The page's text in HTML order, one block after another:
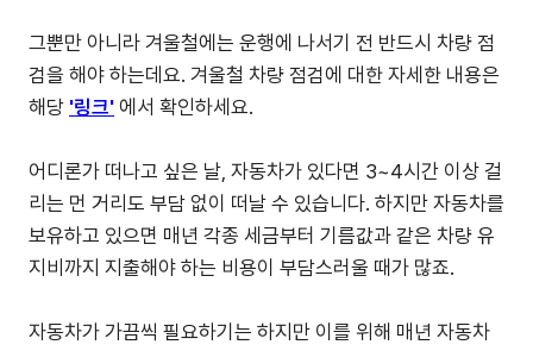
그뿐만 아니라 겨울철에는 운행에 나서기 전 반드시 차량 점
검을 해야 하는데요. 겨울철 차량 점검에 대한 자세한 내용은
해당 '링크' 에서 확인하세요.
어디론가 떠나고 싶은 날, 자동차가 있다면 3~4시간 이상 걸
리는 먼 거리도 부담 없이 떠날 수 있습니다. 하지만 자동차를
보유하고 있으면 매년 각종 세금부터 기름값과 같은 차량 유
지비까지 지출해야 하는 비용이 부담스러울 때가 많죠.
자동차가 가끔씩 필요하기는 하지만 이를 위해 매년 자동차